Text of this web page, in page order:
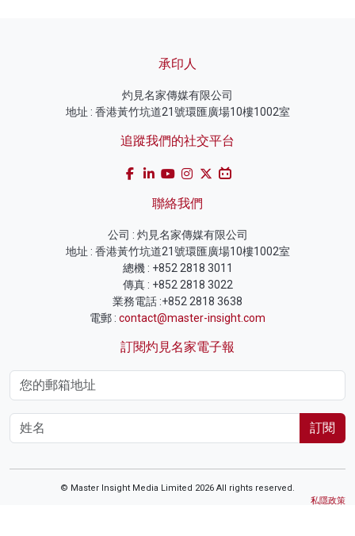
承印人
灼見名家傳媒有限公司
地址 : 香港黃竹坑道21號環匯廣場10樓1002室
追蹤我們的社交平台
聯絡我們
公司 : 灼見名家傳媒有限公司
地址 : 香港黃竹坑道21號環匯廣場10樓1002室
總機 : +852 2818 3011
傳真 : +852 2818 3022
業務電話 :+852 2818 3638
電郵 : contact@master-insight.com
訂閱灼見名家電子報
訂閱
© Master Insight Media Limited 2026 All rights reserved.
私隱政策